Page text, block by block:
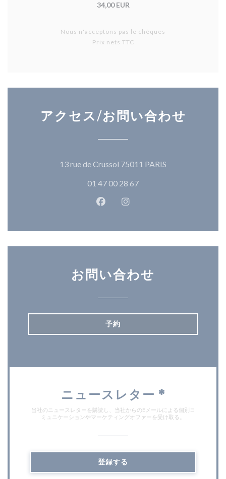
34,00 EUR
Nous n'acceptons pas le chèques
Prix nets TTC
アクセス/お問い合わせ
13 rue de Crussol 75011 PARIS
01 47 00 28 67
Facebook ((新しいウィンドウ
Instagram ((新しいウィ
お問い合わせ
予約
ニュースレター *
当社のニュースレターを購読し、当社からのEメールによる個別コ
ミュニケーションやマーケティングオファーを受け取る。
登録する